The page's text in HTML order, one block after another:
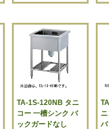
TA-1S-120NB タニ
コー 一槽シンク バ
ックガードなし